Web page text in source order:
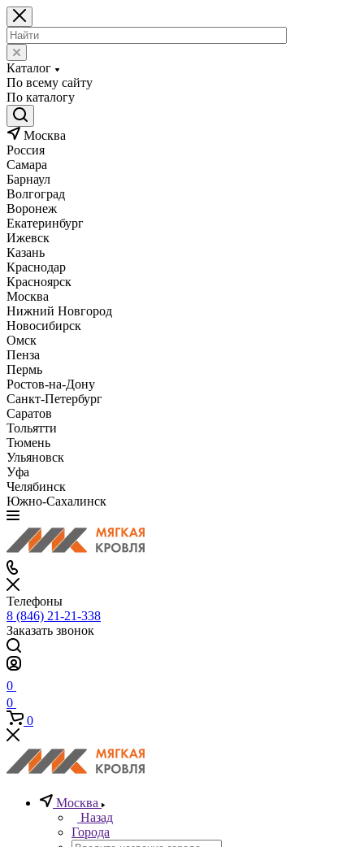
Каталог
По всему сайту
По каталогу
Москва
Россия
Самара
Барнаул
Волгоград
Воронеж
Екатеринбург
Ижевск
Казань
Краснодар
Красноярск
Москва
Нижний Новгород
Новосибирск
Омск
Пенза
Пермь
Ростов-на-Дону
Санкт-Петербург
Саратов
Тольятти
Тюмень
Ульяновск
Уфа
Челябинск
Южно-Сахалинск
Телефоны
8 (846) 21-21-338
Заказать звонок
0
0
0
Москва
Назад
Города